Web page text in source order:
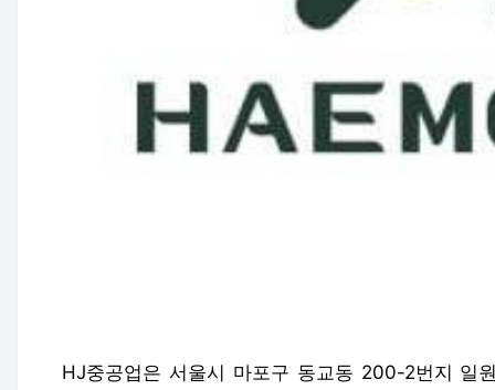
HJ중공업은 서울시 마포구 동교동 200-2번지 일